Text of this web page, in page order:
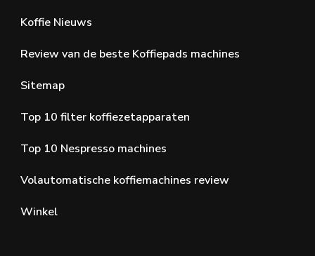
Koffie Nieuws
Review van de beste Koffiepads machines
Sitemap
Top 10 filter koffiezetapparaten
Top 10 Nespresso machines
Volautomatische koffiemachines review
Winkel